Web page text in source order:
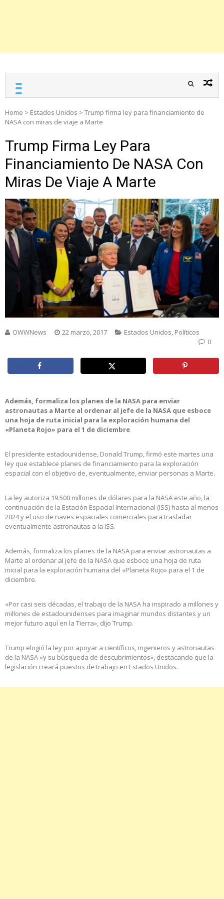
Home > Estados Unidos > Trump firma ley para financiamiento de
NASA con miras de viaje a Marte
Trump Firma Ley Para
Financiamiento De NASA Con
Miras De Viaje A Marte
OWWNews 22 marzo, 2017 Estados Unidos, Políticos
0
Además, formaliza los planes de la NASA para enviar
astronautas a Marte al ordenar al jefe de la NASA que esboce
una hoja de ruta inicial para la exploración humana del
«Planeta Rojo» para el 1 de diciembre
El presidente estadounidense, Donald Trump, firmó este martes una
ley que establece planes de financiamiento para la exploración
espacial con el objetivo de, eventualmente, enviar personas a Marte.
La ley autoriza 19.500 millones de dólares para la NASA este año, la
continuación de la Estación Espacial Internacional (ISS) hasta al menos
2024 y el uso de naves espaciales comerciales para trasladar
eventualmente astronautas a la ISS.
Además, formaliza los planes de la NASA para enviar astronautas a
Marte al ordenar al jefe de la NASA que esboce una hoja de ruta
inicial para la exploración humana del «Planeta Rojo» para el 1 de
diciembre.
«Por casi seis décadas, el trabajo de la NASA ha inspirado a millones y
millones de estadounidenses para imaginar mundos distantes y un
mejor futuro aquí en la Tierra», dijo Trump.
Trump elogió la ley por apoyar a científicos, ingenieros y astronautas
de la NASA «y su búsqueda de descubrimientos», destacando que la
legislación creará puestos de trabajo en Estados Unidos.